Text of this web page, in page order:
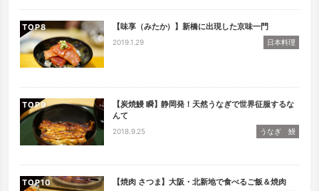
TOP 【味享（みたか）】新橋に出現した京味一門
2019.1.29 日本料理
TOP
【炭焼鰻 瞬】静岡発！天然うなぎで世界征服するな
んて
2018.9.25 うなぎ 鰻
TOP 【焼肉 さつま】大阪・北新地で食べるご飯＆焼肉